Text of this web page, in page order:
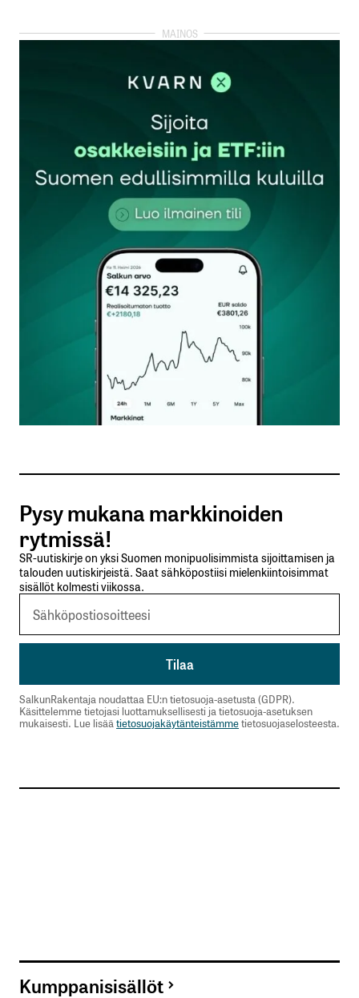
kirjautua
rekisteröityä
Sähköpostiosoitettasi ei julkaista.Pakolliset
kentät on merkitty*
Kommentti*
Nimesi tai nimimerkkisi
Sähköpostiosoitteesi
Tilaa SalkunRakentajan uutiskirje
Lähetä kommentti
Pysy mukana markkinoiden
rytmissä!
SR-uutiskirje on yksi Suomen monipuolisimmista sijoittamisen ja
talouden uutiskirjeistä. Saat sähköpostiisi mielenkiintoisimmat
sisällöt kolmesti viikossa.
SalkunRakentaja noudattaa EU:n tietosuoja-asetusta (GDPR).
Käsittelemme tietojasi luottamuksellisesti ja tietosuoja-asetuksen
mukaisesti. Lue lisää tietosuojakäytänteistämmetietosuojaselosteesta.
Kumppanisisällöt